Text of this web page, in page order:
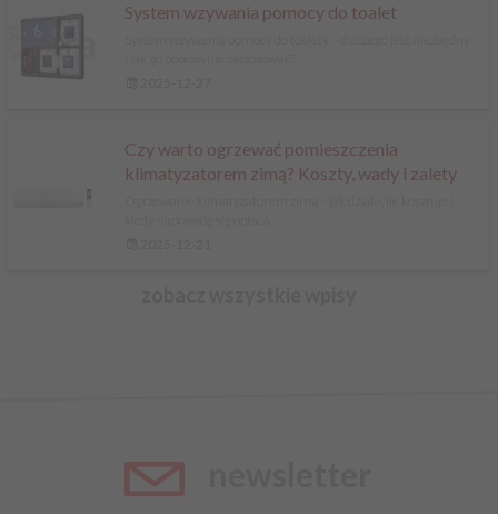
System wzywania pomocy do toalet
Czy warto ogrzewać pomieszczenia
klimatyzatorem zimą? Koszty, wady i zalety